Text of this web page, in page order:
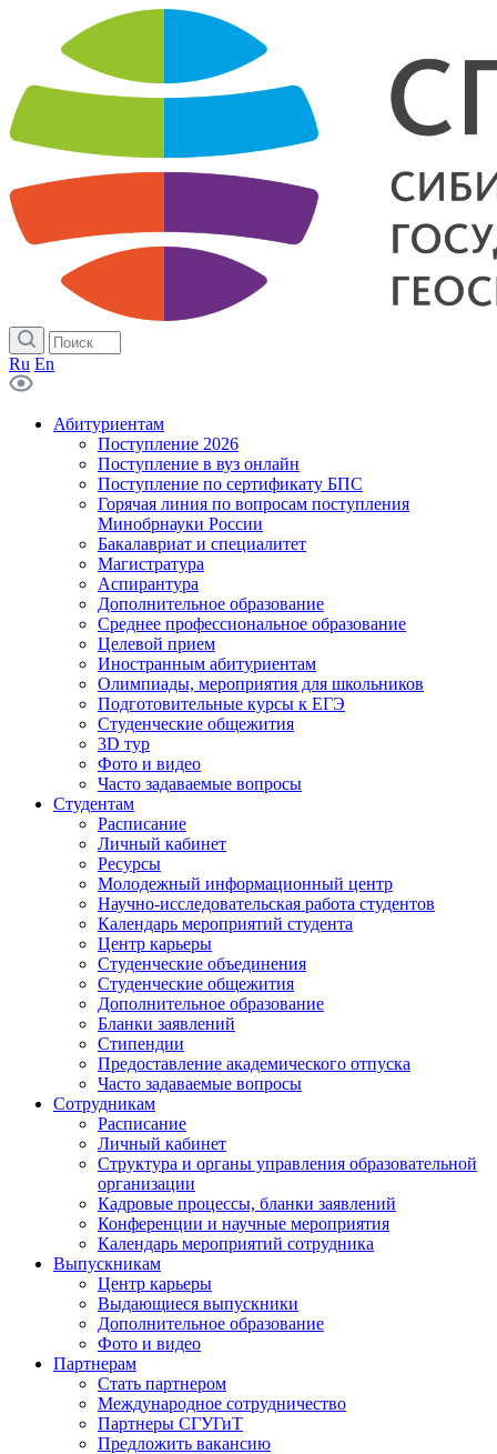
Ru En
Абитуриентам
Поступление 2026
Поступление в вуз онлайн
Поступление по сертификату БПС
Горячая линия по вопросам поступления
Минобрнауки России
Бакалавриат и специалитет
Магистратура
Аспирантура
Дополнительное образование
Среднее профессиональное образование
Целевой прием
Иностранным абитуриентам
Олимпиады, мероприятия для школьников
Подготовительные курсы к ЕГЭ
Студенческие общежития
3D тур
Фото и видео
Часто задаваемые вопросы
Студентам
Расписание
Личный кабинет
Ресурсы
Молодежный информационный центр
Научно-исследовательская работа студентов
Календарь мероприятий студента
Центр карьеры
Студенческие объединения
Студенческие общежития
Дополнительное образование
Бланки заявлений
Стипендии
Предоставление академического отпуска
Часто задаваемые вопросы
Сотрудникам
Расписание
Личный кабинет
Структура и органы управления образовательной
организации
Кадровые процессы, бланки заявлений
Конференции и научные мероприятия
Календарь мероприятий сотрудника
Выпускникам
Центр карьеры
Выдающиеся выпускники
Дополнительное образование
Фото и видео
Партнерам
Стать партнером
Международное сотрудничество
Партнеры СГУГиТ
Предложить вакансию